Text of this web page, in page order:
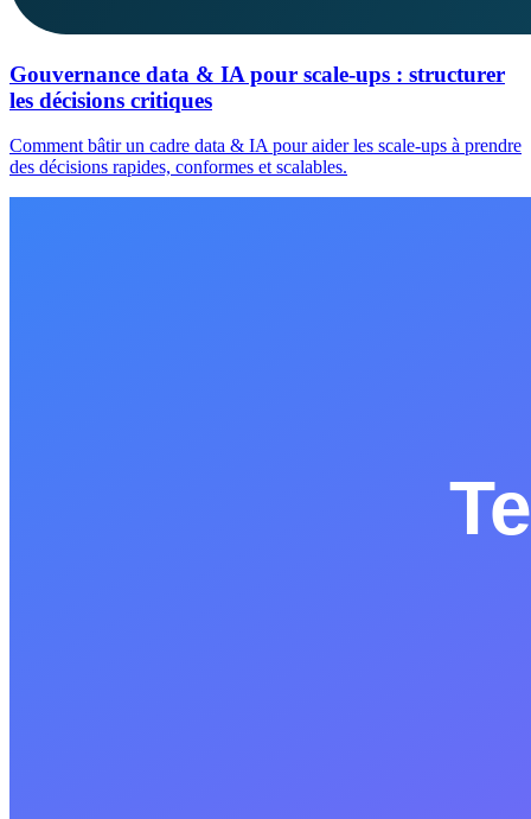
Gouvernance data & IA pour scale-ups : structurer
les décisions critiques
Comment bâtir un cadre data & IA pour aider les scale-ups à prendre
des décisions rapides, conformes et scalables.